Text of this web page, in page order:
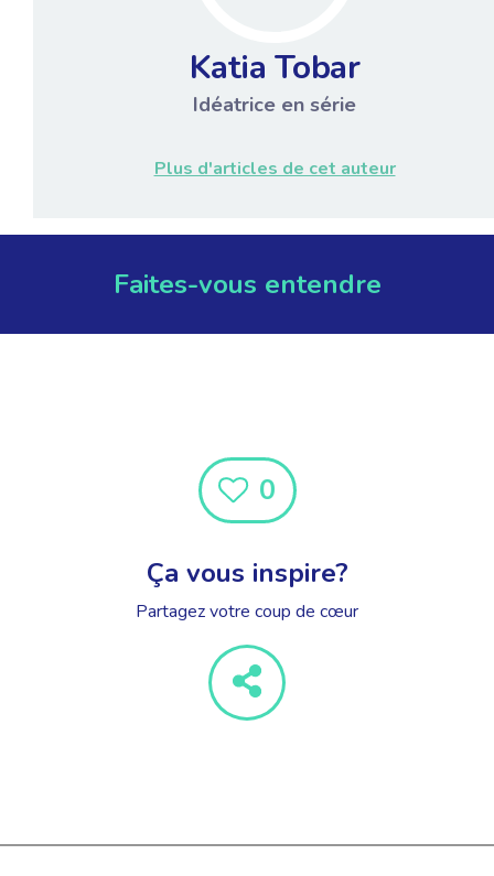
Katia Tobar
Idéatrice en série
Plus d'articles de cet auteur
Faites-vous entendre
0
Ça vous inspire?
Partagez votre coup de cœur